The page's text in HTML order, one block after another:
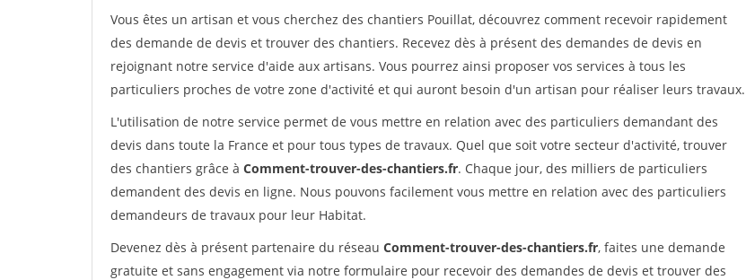
Vous êtes un artisan et vous cherchez des chantiers Pouillat, découvrez comment recevoir rapidement
des demande de devis et trouver des chantiers. Recevez dès à présent des demandes de devis en
rejoignant notre service d'aide aux artisans. Vous pourrez ainsi proposer vos services à tous les
particuliers proches de votre zone d'activité et qui auront besoin d'un artisan pour réaliser leurs travaux.
L'utilisation de notre service permet de vous mettre en relation avec des particuliers demandant des
devis dans toute la France et pour tous types de travaux. Quel que soit votre secteur d'activité, trouver
des chantiers grâce à Comment-trouver-des-chantiers.fr. Chaque jour, des milliers de particuliers
demandent des devis en ligne. Nous pouvons facilement vous mettre en relation avec des particuliers
demandeurs de travaux pour leur Habitat.
Devenez dès à présent partenaire du réseau Comment-trouver-des-chantiers.fr, faites une demande
gratuite et sans engagement via notre formulaire pour recevoir des demandes de devis et trouver des